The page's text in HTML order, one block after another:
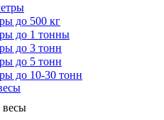
до 500 кг
до 1 тонны
до 3 тонн
до 5 тонн
до 10-30 тонн